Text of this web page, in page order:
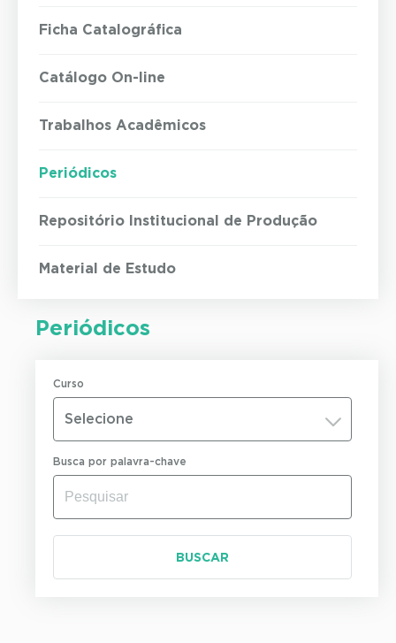
Ficha Catalográfica
Catálogo On-line
Trabalhos Acadêmicos
Periódicos
Repositório Institucional de Produção
Material de Estudo
Periódicos
Curso
Selecione
Busca por palavra-chave
BUSCAR